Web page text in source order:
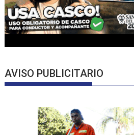
AVISO PUBLICITARIO